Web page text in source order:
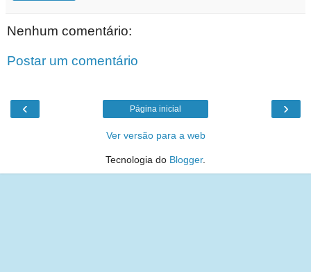
Nenhum comentário:
Postar um comentário
‹ ›
Página inicial
Ver versão para a web
Tecnologia do Blogger.